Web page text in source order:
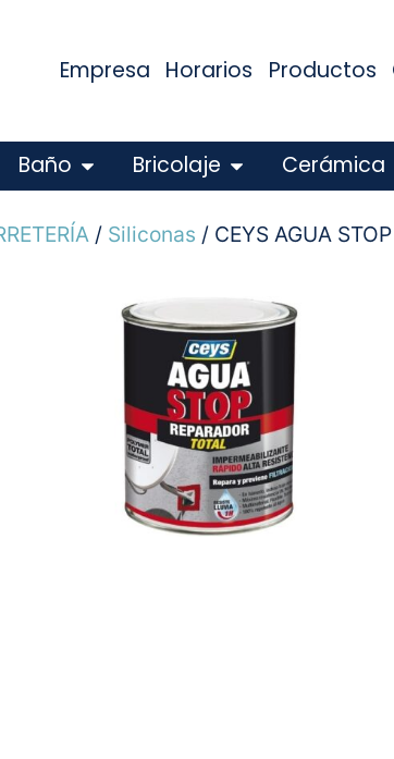
Empresa Horarios Productos
Baño Bricolaje Cerámica
/ Siliconas / CEYS AGUA